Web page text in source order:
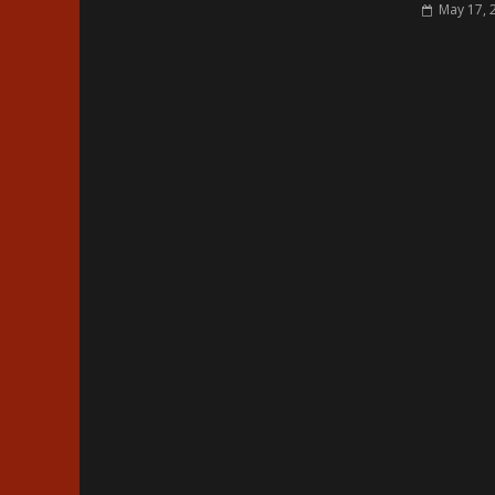
May 17,